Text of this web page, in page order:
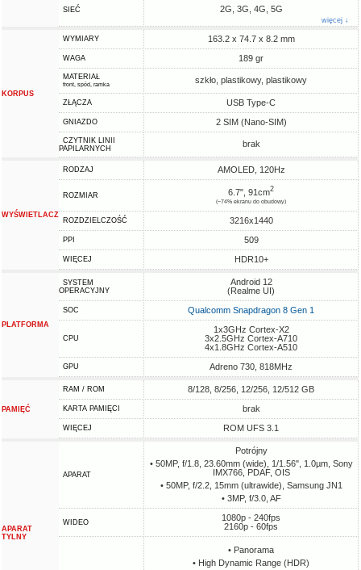
SIEĆ 2G, 3G, 4G, 5G
więcej ↓
KORPUS
WYMIARY 163.2 x 74.7 x 8.2 mm
WAGA 189 gr
MATERIAŁ
front, spód, ramka szkło, plastikowy, plastikowy
ZŁĄCZA USB Type-C
GNIAZDO 2 SIM (Nano-SIM)
CZYTNIK LINII
PAPILARNYCH
brak
WYŚWIETLACZ
RODZAJ AMOLED, 120Hz
ROZMIAR 6.7", 91cm2
(~74% ekranu do obudowy)
ROZDZIELCZOŚĆ 3216x1440
PPI 509
WIĘCEJ HDR10+
PLATFORMA
SYSTEM
OPERACYJNY
Android 12
(Realme UI)
SOC Qualcomm Snapdragon 8 Gen 1
CPU
1x3GHz Cortex-X2
3x2.5GHz Cortex-A710
4x1.8GHz Cortex-A510
GPU Adreno 730, 818MHz
PAMIĘĆ
RAM / ROM 8/128, 8/256, 12/256, 12/512 GB
KARTA PAMIĘCI brak
WIĘCEJ ROM UFS 3.1
APARAT
TYLNY
APARAT
Potrójny
• 50MP, f/1.8, 23.60mm (wide), 1/1.56", 1.0µm, Sony
IMX766, PDAF, OIS
• 50MP, f/2.2, 15mm (ultrawide), Samsung JN1
• 3MP, f/3.0, AF
WIDEO
1080p - 240fps
2160p - 60fps
• Panorama
• High Dynamic Range (HDR)